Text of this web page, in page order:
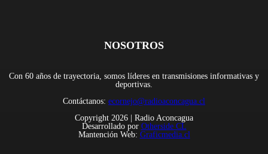
NOSOTROS
Con 60 años de trayectoria, somos líderes en transmisiones informativas y
deportivas.
Contáctanos: ecornejo@radioaconcagua.cl
Copyright 2026 | Radio Aconcagua
Desarrollado por Otherside CL
Mantención Web: Graficmedia.cl